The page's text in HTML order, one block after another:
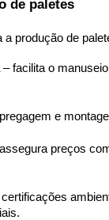
de paletes
produção de
– facilita o
e
preços